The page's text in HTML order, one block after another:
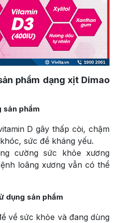
phẩm dạng xịt Dimao
sản phẩm
D gây thấp còi, chậm
sức đề kháng yếu.
cường sức khỏe xương
loãng xương vẫn có thể
dụng sản phẩm
về sức khỏe và đang dùng